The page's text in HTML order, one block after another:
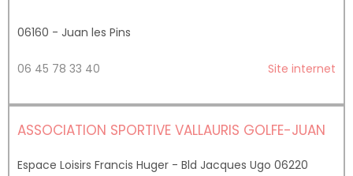
06160 - Juan les Pins
Site internet
06 45 78 33 40
ASSOCIATION SPORTIVE VALLAURIS GOLFE-JUAN
Espace Loisirs Francis Huger - Bld Jacques Ugo 06220